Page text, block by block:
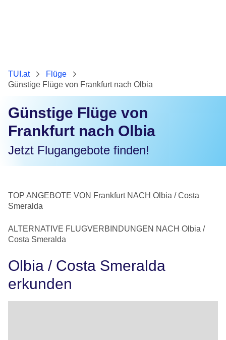
TUI.at
Flüge
Günstige Flüge von Frankfurt nach Olbia
Günstige Flüge von
Frankfurt nach Olbia
Jetzt Flugangebote finden!
TOP ANGEBOTE VON Frankfurt NACH Olbia / Costa
Smeralda
ALTERNATIVE FLUGVERBINDUNGEN NACH Olbia /
Costa Smeralda
Olbia / Costa Smeralda
erkunden